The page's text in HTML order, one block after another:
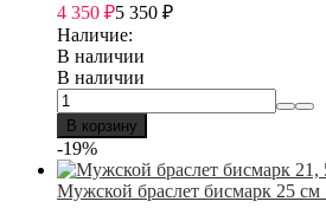
4 350 ₽5 350 ₽
Наличие:
В наличии
В наличии
В корзину
-19%
Мужской браслет бисмарк 25